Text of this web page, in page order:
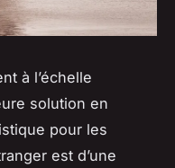
à l’échelle
solution en
pour les
est d’une